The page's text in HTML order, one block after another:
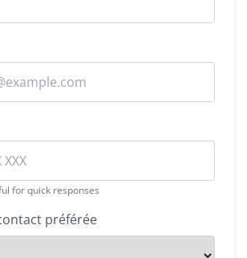
for quick responses
préférée